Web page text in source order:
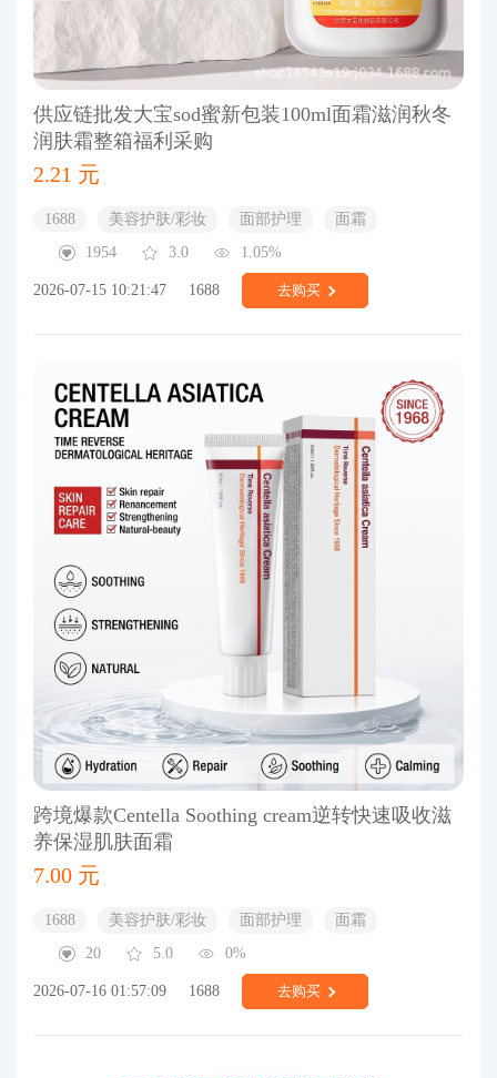
供应链批发大宝sod蜜新包装100ml面霜滋润秋冬
润肤霜整箱福利采购
2.21 元
1688 美容护肤/彩妆 面部护理
面霜
1954
3.0 1.05%
2026-07-15 10:21:47 1688 去购买
跨境爆款Centella Soothing cream逆转快速吸收滋
养保湿肌肤面霜
7.00 元
1688 美容护肤/彩妆 面部护理
面霜
20
5.0 0%
2026-07-16 01:57:09 1688 去购买